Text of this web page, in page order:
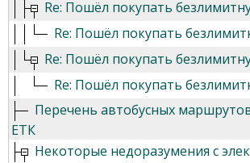
Re: Пошёл покупать
Re: Пошёл покупать
Re: Пошёл покупать
Re: Пошёл покупать
Перечень автобусных
ЕТК
Некоторые недоразумения с